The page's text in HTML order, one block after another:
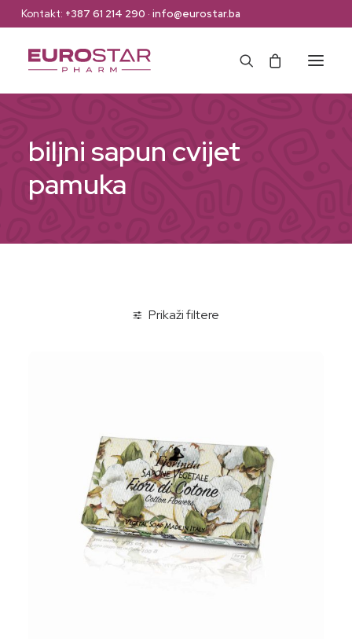
Kontakt: +387 61 214 290 · info@eurostar.ba
Web Shop
Brendovi
biljni sapun cvijet
pamuka
Prikaži filtere